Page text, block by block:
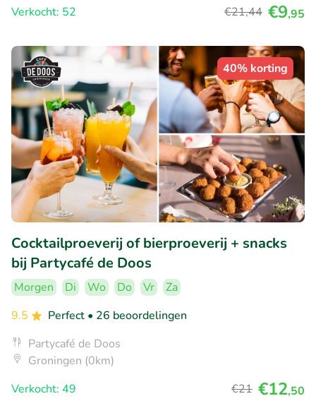
Verkocht: 52
€21,44 €9,95
40% korting
Cocktailproeverij of bierproeverij + snacks
bij Partycafé de Doos
Morgen Di Wo Do Vr
Za
9.5
Perfect • 26 beoordelingen
Partycafé de Doos
Groningen (0km)
Verkocht: 49
€21 €12,50